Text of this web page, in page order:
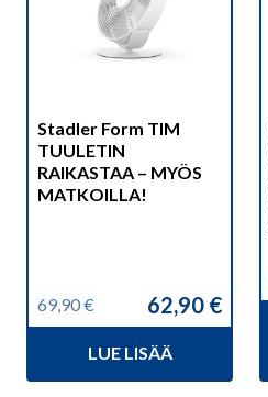
Stadler Form TIM
TUULETIN
RAIKASTAA – MYÖS
MATKOILLA!
69,90€
Alkuperäinen
hinta
69,90 €.
62,90 €
Nykyinen
hinta
62,90 €.
LUE LISÄÄ